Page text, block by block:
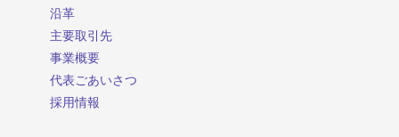
沿革
主要取引先
事業概要
代表ごあいさつ
採用情報